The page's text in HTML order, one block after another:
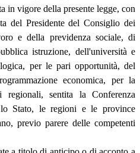
in vigore della presente legge, con
del Presidente del Consiglio dei
e della previdenza sociale, di
istruzione, dell'università e
per le pari opportunità, del
economica, per la
sentita la Conferenza
Stato, le regioni e le province
previo parere delle competenti